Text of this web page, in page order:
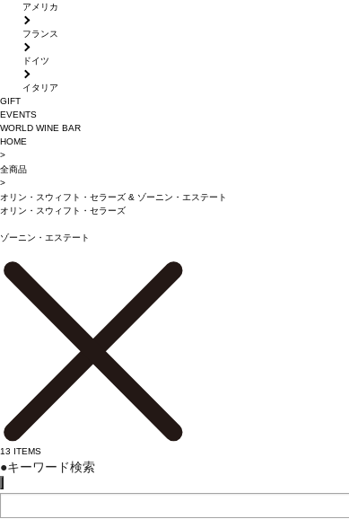
アメリカ
フランス
ドイツ
イタリア
GIFT
EVENTS
WORLD WINE BAR
HOME
>
全商品
>
オリン・スウィフト・セラーズ& ゾーニン・エステート
オリン・スウィフト・セラーズ
ゾーニン・エステート
13 ITEMS
●キーワード検索